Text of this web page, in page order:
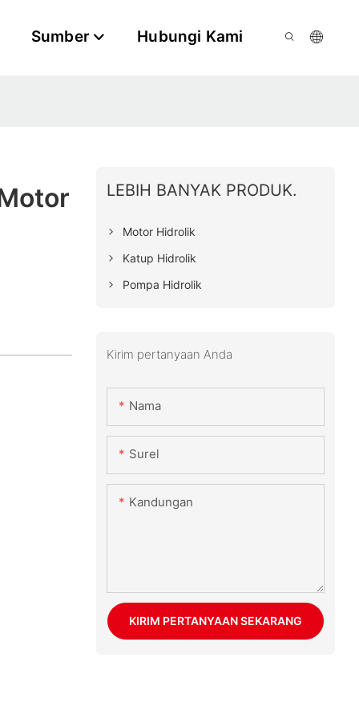
Sumber Hubungi Kami
LEBIH BANYAK PRODUK.
Motor Hidrolik
Katup Hidrolik
Pompa Hidrolik
Kirim pertanyaan Anda
Nama
Surel
Kandungan
KIRIM PERTANYAAN SEKARANG